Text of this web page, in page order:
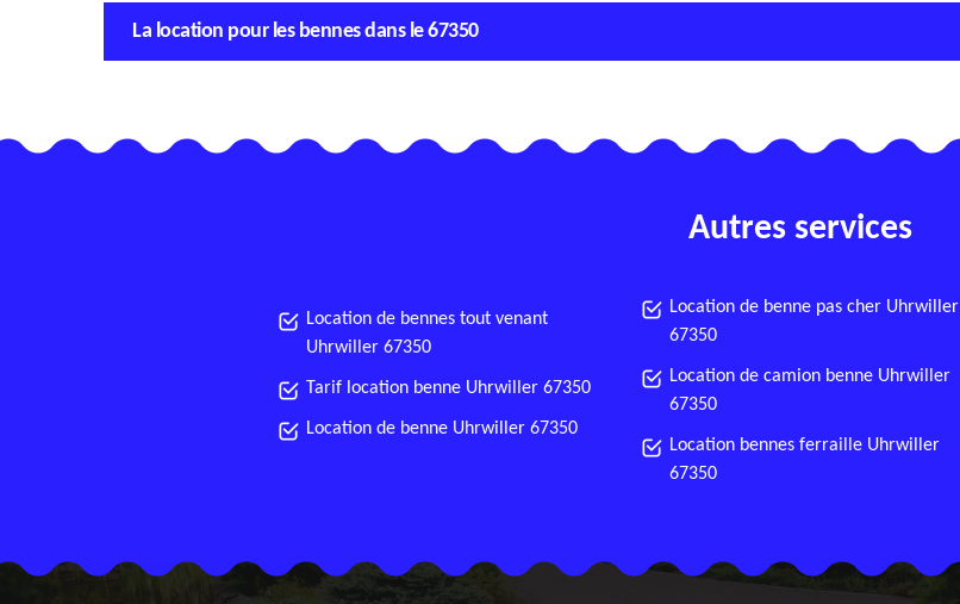
La location pour les bennes dans le 67350
Autres services
Location de bennes tout venant
Uhrwiller 67350
Tarif location benne Uhrwiller 67350
Location de benne Uhrwiller 67350
Location de benne pas cher Uhrwiller
67350
Location de camion benne Uhrwiller
67350
Location bennes ferraille Uhrwiller
67350